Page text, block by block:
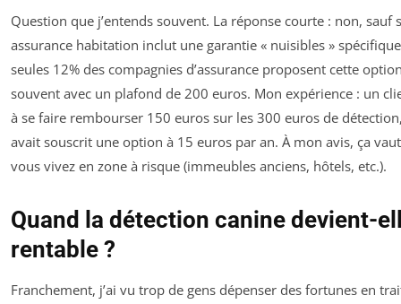
Question que j’entends souvent. La réponse courte : non, sauf
assurance habitation inclut une garantie « nuisibles »
seules 12% des compagnies d’assurance proposent cette
souvent avec un plafond de 200 euros. Mon expérience : un
à se faire rembourser 150 euros sur les 300 euros de
avait souscrit une option à 15 euros par an. À mon avis, ça
vous vivez en zone à risque (immeubles anciens, hôtels, etc.).
Quand la détection canine devient-
rentable ?
Franchement, j’ai vu trop de gens dépenser des fortunes en